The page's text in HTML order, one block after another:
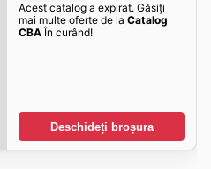
Acest catalog a expirat. Găsiți
mai multe oferte de la Catalog
CBAÎn curând!
Deschideți broșura